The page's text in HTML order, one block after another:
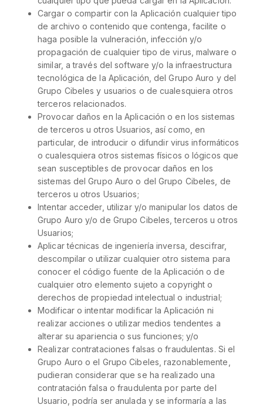
Cargar o compartir con la Aplicación cualquier tipo
de archivo o contenido que contenga, facilite o
haga posible la vulneración, infección y/o
propagación de cualquier tipo de virus, malware o
similar, a través del software y/o la infraestructura
tecnológica de la Aplicación, del Grupo Auro y del
Grupo Cibeles y usuarios o de cualesquiera otros
terceros relacionados.
Provocar daños en la Aplicación o en los sistemas
de terceros u otros Usuarios, así como, en
particular, de introducir o difundir virus informáticos
o cualesquiera otros sistemas físicos o lógicos que
sean susceptibles de provocar daños en los
sistemas del Grupo Auro o del Grupo Cibeles, de
terceros u otros Usuarios;
Intentar acceder, utilizar y/o manipular los datos de
Grupo Auro y/o de Grupo Cibeles, terceros u otros
Usuarios;
Aplicar técnicas de ingeniería inversa, descifrar,
descompilar o utilizar cualquier otro sistema para
conocer el código fuente de la Aplicación o de
cualquier otro elemento sujeto a copyright o
derechos de propiedad intelectual o industrial;
Modificar o intentar modificar la Aplicación ni
realizar acciones o utilizar medios tendentes a
alterar su apariencia o sus funciones; y/o
Realizar contrataciones falsas o fraudulentas. Si el
Grupo Auro o el Grupo Cibeles, razonablemente,
pudieran considerar que se ha realizado una
contratación falsa o fraudulenta por parte del
Usuario, podría ser anulada y se informaría a las